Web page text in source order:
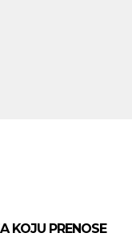
KOJU PRENOSE